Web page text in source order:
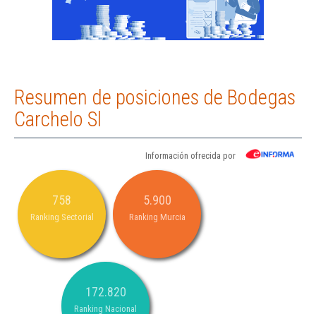
Resumen de posiciones de Bodegas
Carchelo Sl
Información ofrecida por
758
Ranking Sectorial
5.900
Ranking Murcia
172.820
Ranking Nacional